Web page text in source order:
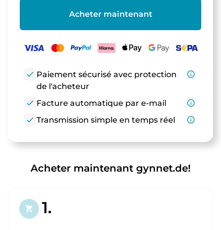
Acheter maintenant
check Paiement sécurisé avec protection
de l'acheteur
info_outline
check Facture automatique par e-mail
info_outline
check Transmission simple en temps réel info_outline
Acheter maintenant gynnet.de!
shopping_cart 1.